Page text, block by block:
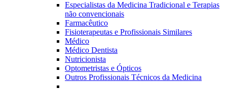
Especialistas da Medicina Tradicional e Terapias
não convencionais
Farmacêutico
Fisioterapeutas e Profissionais Similares
Médico
Médico Dentista
Nutricionista
Optometristas e Ópticos
Outros Profissionais Técnicos da Medicina